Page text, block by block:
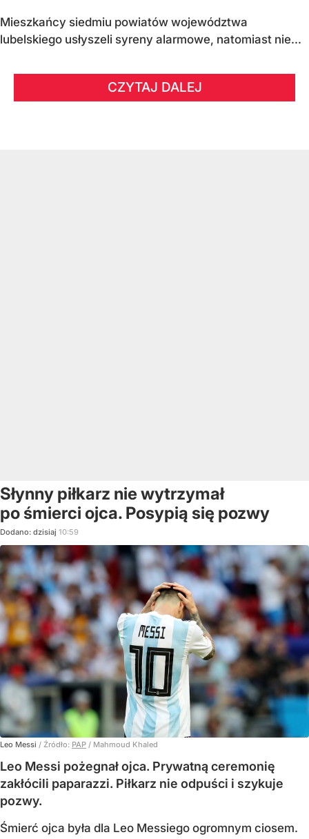
Mieszkańcy siedmiu powiatów województwa
lubelskiego usłyszeli syreny alarmowe, natomiast nie...
CZYTAJ DALEJ
Słynny piłkarz nie wytrzymał
po śmierci ojca. Posypią się pozwy
Dodano: dzisiaj 10:59
Leo Messi / Źródło: PAP / Mahmoud Khaled
Leo Messi pożegnał ojca. Prywatną ceremonię
zakłócili paparazzi. Piłkarz nie odpuści i szykuje
pozwy.
Śmierć ojca była dla Leo Messiego ogromnym ciosem.